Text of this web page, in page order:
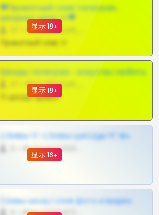
显示 18+
❤Приватный слив телеграм,
шкодных шкур тг❤
显示 18+
Шкоды телеграм - искуство любить
Тг шкоды приват
显示 18+
СЛИВЫ ТГ СЛИВЫ ШКОДЫ ТГ 18+
Сливы шкод | слив фото и видео